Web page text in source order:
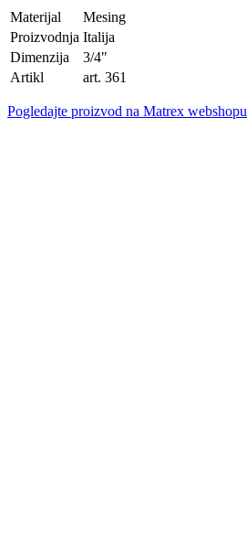
Materijal
Mesing
Proizvodnja Italija
Dimenzija
3/4"
Artikl
art. 361
Pogledajte proizvod na Matrex webshopu